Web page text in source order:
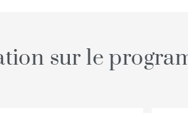
sur le